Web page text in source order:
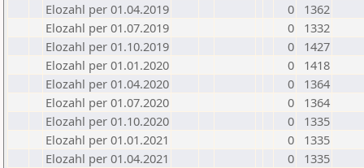
Elozahl per 01.04.2019
0
1362
Elozahl per 01.07.2019
0
1332
Elozahl per 01.10.2019
0
1427
Elozahl per 01.01.2020
0
1418
Elozahl per 01.04.2020
0
1364
Elozahl per 01.07.2020
0
1364
Elozahl per 01.10.2020
0
1335
Elozahl per 01.01.2021
0
1335
Elozahl per 01.04.2021
0
1335